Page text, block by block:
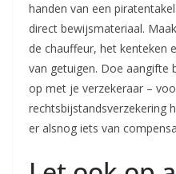
handen van een
direct bewijsmateriaal.
de chauffeur, het kenteken
van getuigen. Doe aangifte
op met je verzekeraar –
rechtsbijstandsverzekering
er alsnog iets van